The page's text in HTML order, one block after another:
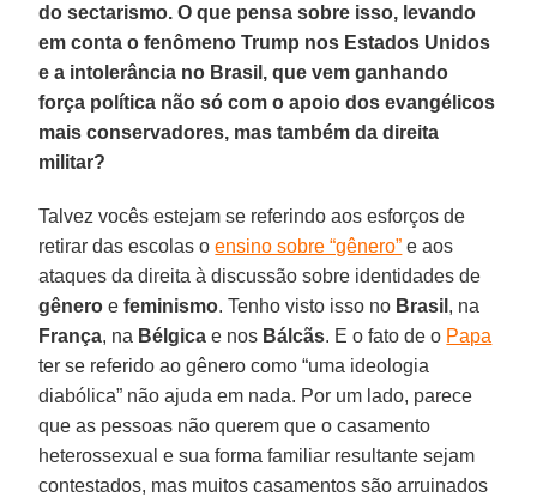
do sectarismo. O que pensa sobre isso, levando
em conta o fenômeno Trump nos Estados Unidos
e a intolerância no Brasil, que vem ganhando
força política não só com o apoio dos evangélicos
mais conservadores, mas também da direita
militar?
Talvez vocês estejam se referindo aos esforços de
retirar das escolas oensino sobre “gênero” e aos
ataques da direita à discussão sobre identidades de
gênero efeminismo. Tenho visto isso no Brasil , na
França, na Bélgica e nos Bálcãs. E o fato de o Papa
ter se referido ao gênero como “uma ideologia
diabólica” não ajuda em nada. Por um lado, parece
que as pessoas não querem que o casamento
heterossexual e sua forma familiar resultante sejam
contestados, mas muitos casamentos são arruinados